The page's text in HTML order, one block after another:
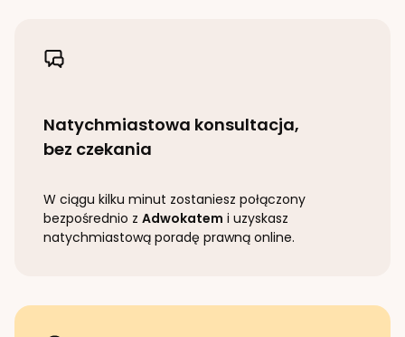
Natychmiastowa konsultacja,
bez czekania
W ciągu kilku minut zostaniesz połączony
bezpośrednio z Adwokatem i uzyskasz
natychmiastową poradę prawną online.